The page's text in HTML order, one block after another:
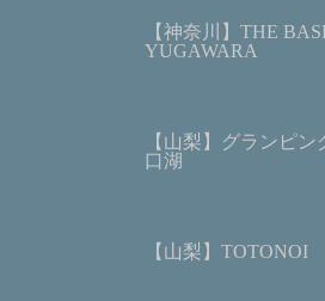
【神奈川】THE
YUGAWARA
【山梨】グランピ
口湖
【山梨】TOTONOI